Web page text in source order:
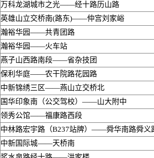
万科龙湖城市之光——经十路历山路
英雄山立交桥南(路东)——仲宫刘家峪
瀚裕华园——共青团路
瀚裕华园——火车站
燕子山西路南段——省杂技团
保利华庭——农干院路花园路
中新锦绣三区——燕山立交桥北
国华印象南（公交驾校）——山大附中
领秀公馆——福康路西段
中林路宏宇路（B237站牌）——舜华南路舜义
中新国际城——天桥南